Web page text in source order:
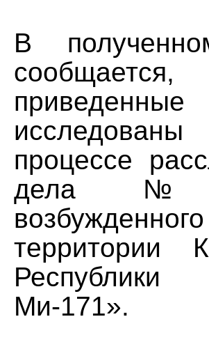
В
процессе
дела №
территории
Ми-171».